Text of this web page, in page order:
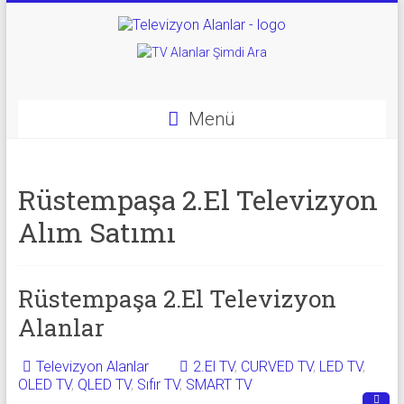
Televizyon
Televizyon
Alanlar
TV
Alanlar
İkinci
El
Menü
Rüstempaşa 2.El Televizyon
Alım Satımı
Rüstempaşa 2.El Televizyon
Alanlar
Televizyon Alanlar 2.El TV, CURVED TV, LED TV,
OLED TV, QLED TV, Sıfır TV, SMART TV